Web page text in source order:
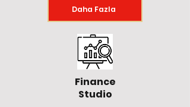
Daha Fazla
Finance
Studio